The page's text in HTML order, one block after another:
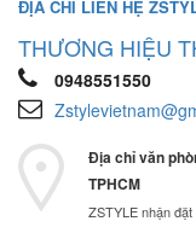
ĐỊA CHỈ LIÊN HỆ
THƯƠNG HIỆU
0948551550
Địa chỉ văn
TPHCM
ZSTYLE nhận